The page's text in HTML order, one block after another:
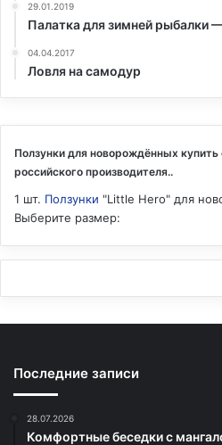
29.01.2019
Палатка для зимней рыбалки
04.04.2017
Ловля на самодур
Ползунки для новорождённых купить
российского производителя..
1 шт. Ползунки "Little Hero" для
Выберите размер:
Последние записи
28.07.2026
Комфортные беседки с